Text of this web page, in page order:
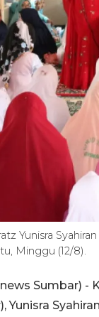
Yunisra
Minggu (12/8).
Sumbar) -
Yunisra